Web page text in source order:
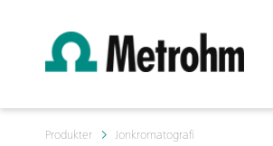
Produkter Jonkromatografi